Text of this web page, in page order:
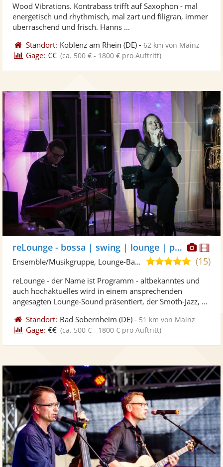
5
Wood Vibrations. Kontrabass trifft auf Saxophon - mal
energetisch und rhythmisch, mal zart und filigran, immer
überraschend und frisch. Hanns ...
Standort: Koblenz am Rhein (DE) -62 km von Mainz
Gage: €€ (ca. 500 € - 1800 € pro Auftritt)
Fotos
reLounge - bossa | swing | lounge | pop
5,0
5
Sternen
(15)
Ensemble/Musikgruppe, Lounge-Band
reLounge - der Name ist Programm - altbekanntes und
auch hochaktuelles wird in einem ansprechenden
angesagten Lounge-Sound präsentiert, der Smoth-Jazz, ...
Standort: Bad Sobernheim (DE) - 51 km von Mainz
Gage: €€ (ca. 500 € - 1800 € pro Auftritt)